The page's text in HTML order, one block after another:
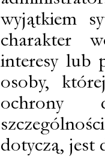
wyjątkiem
charakter
interesy lub
osoby,
ochrony
dotyczą, jest